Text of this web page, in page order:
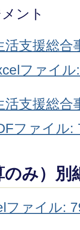
ント
活支援総合
ファイ
活支援総合
ファイル:
み）別
ファイル: